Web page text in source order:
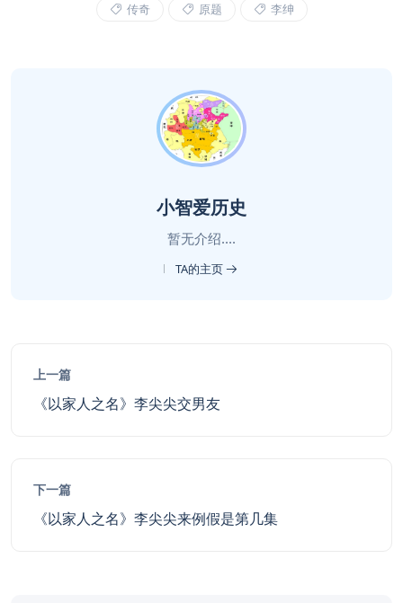
传奇 原题 李绅
小智爱历史
暂无介绍....
TA的主页
上一篇
《以家人之名》李尖尖交男友
下一篇
《以家人之名》李尖尖来例假是第几集